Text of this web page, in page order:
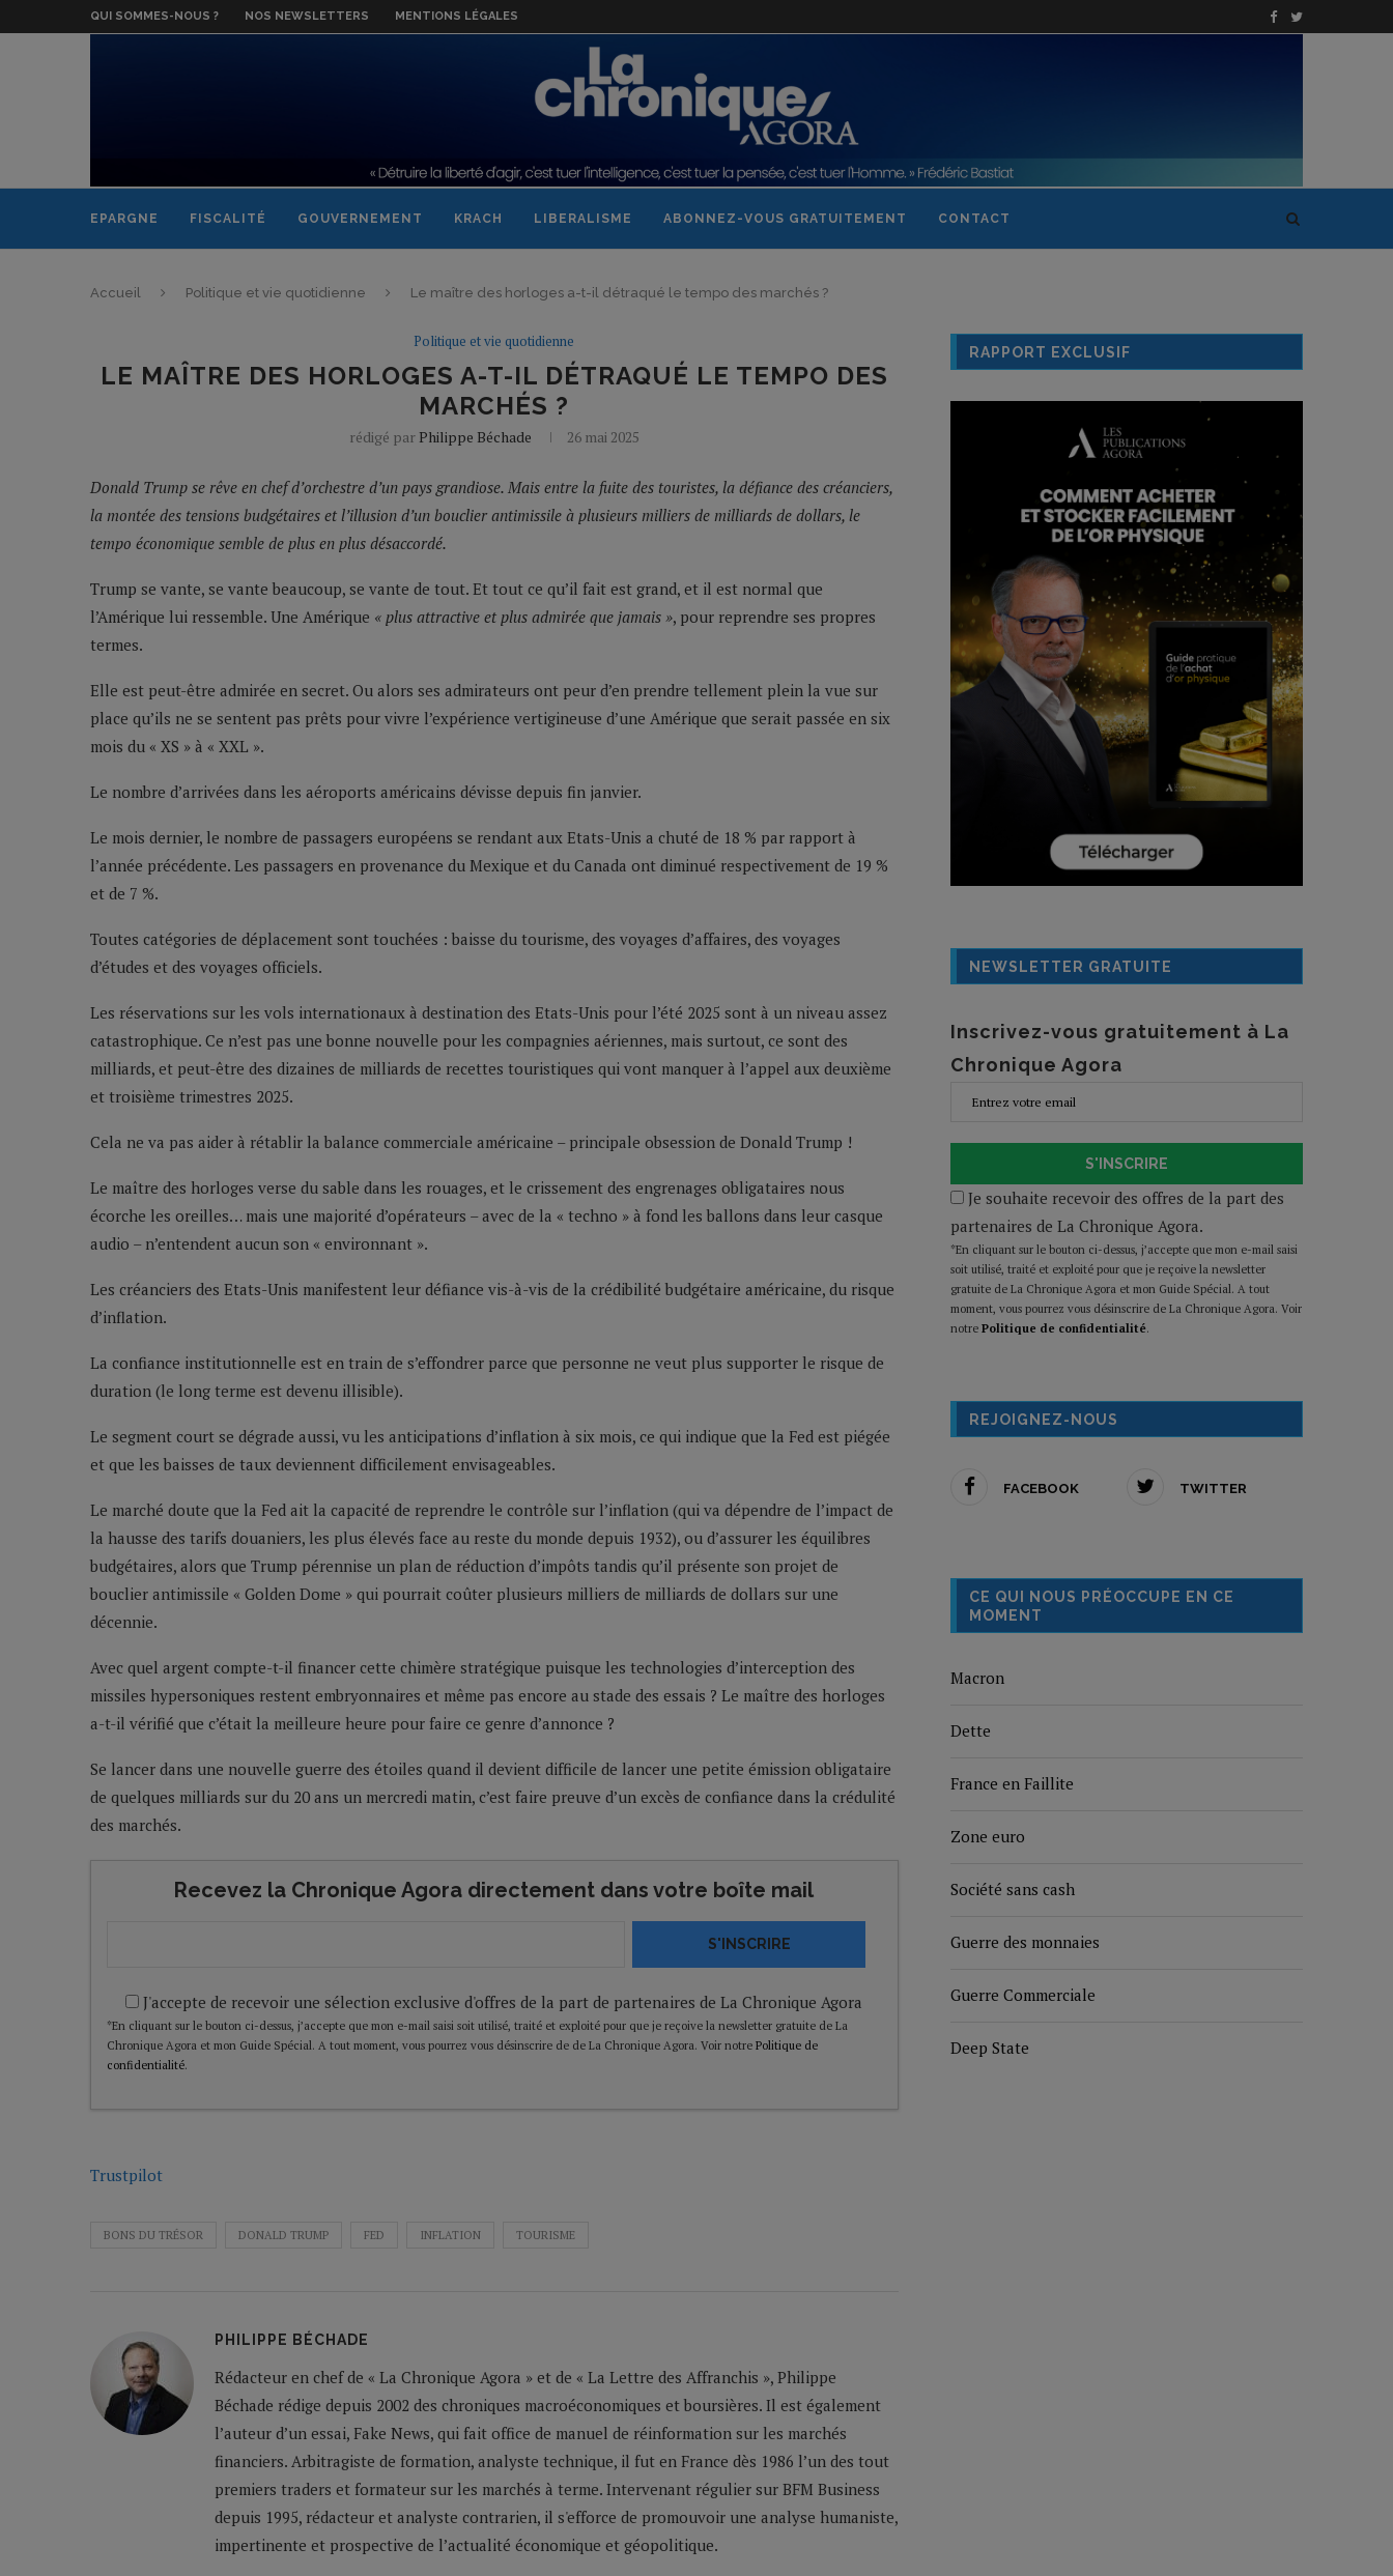
QUI SOMMES-NOUS ? NOS NEWSLETTERS MENTIONS LÉGALES
EPARGNE FISCALITÉ GOUVERNEMENT KRACH LIBERALISME ABONNEZ-VOUS GRATUITEMENT CONTACT
Accueil Politique et vie quotidienne Le maître des horloges a-t-il détraqué le tempo des marchés ?
Politique et vie quotidienne
LE MAÎTRE DES HORLOGES A-T-IL DÉTRAQUÉ LE TEMPO DES
MARCHÉS ?
rédigé par Philippe Béchade 26 mai 2025
Donald Trump se rêve en chef d’orchestre d’un pays grandiose. Mais entre la fuite des touristes, la défiance des créanciers,
la montée des tensions budgétaires et l’illusion d’un bouclier antimissile à plusieurs milliers de milliards de dollars, le
tempo économique semble de plus en plus désaccordé.
Trump se vante, se vante beaucoup, se vante de tout. Et tout ce qu’il fait est grand, et il est normal que
l’Amérique lui ressemble. Une Amérique « plus attractive et plus admirée que jamais », pour reprendre ses propres
termes.
Elle est peut-être admirée en secret. Ou alors ses admirateurs ont peur d’en prendre tellement plein la vue sur
place qu’ils ne se sentent pas prêts pour vivre l’expérience vertigineuse d’une Amérique que serait passée en six
mois du « XS » à « XXL ».
Le nombre d’arrivées dans les aéroports américains dévisse depuis fin janvier.
Le mois dernier, le nombre de passagers européens se rendant aux Etats-Unis a chuté de 18 % par rapport à
l’année précédente. Les passagers en provenance du Mexique et du Canada ont diminué respectivement de 19 %
et de 7 %.
Toutes catégories de déplacement sont touchées : baisse du tourisme, des voyages d’affaires, des voyages
d’études et des voyages officiels.
Les réservations sur les vols internationaux à destination des Etats-Unis pour l’été 2025 sont à un niveau assez
catastrophique. Ce n’est pas une bonne nouvelle pour les compagnies aériennes, mais surtout, ce sont des
milliards, et peut-être des dizaines de milliards de recettes touristiques qui vont manquer à l’appel aux deuxième
et troisième trimestres 2025.
Cela ne va pas aider à rétablir la balance commerciale américaine – principale obsession de Donald Trump !
Le maître des horloges verse du sable dans les rouages, et le crissement des engrenages obligataires nous
écorche les oreilles… mais une majorité d’opérateurs – avec de la « techno » à fond les ballons dans leur casque
audio – n’entendent aucun son « environnant ».
Les créanciers des Etats-Unis manifestent leur défiance vis-à-vis de la crédibilité budgétaire américaine, du risque
d’inflation.
La confiance institutionnelle est en train de s’effondrer parce que personne ne veut plus supporter le risque de
duration (le long terme est devenu illisible).
Le segment court se dégrade aussi, vu les anticipations d’inflation à six mois, ce qui indique que la Fed est piégée
et que les baisses de taux deviennent difficilement envisageables.
Le marché doute que la Fed ait la capacité de reprendre le contrôle sur l’inflation (qui va dépendre de l’impact de
la hausse des tarifs douaniers, les plus élevés face au reste du monde depuis 1932), ou d’assurer les équilibres
budgétaires, alors que Trump pérennise un plan de réduction d’impôts tandis qu’il présente son projet de
bouclier antimissile « Golden Dome » qui pourrait coûter plusieurs milliers de milliards de dollars sur une
décennie.
Avec quel argent compte-t-il financer cette chimère stratégique puisque les technologies d’interception des
missiles hypersoniques restent embryonnaires et même pas encore au stade des essais ? Le maître des horloges
a-t-il vérifié que c’était la meilleure heure pour faire ce genre d’annonce ?
Se lancer dans une nouvelle guerre des étoiles quand il devient difficile de lancer une petite émission obligataire
de quelques milliards sur du 20 ans un mercredi matin, c’est faire preuve d’un excès de confiance dans la crédulité
des marchés.
Recevez la Chronique Agora directement dans votre boîte mail
S'INSCRIRE
J'accepte de recevoir une sélection exclusive d'offres de la part de partenaires de La Chronique Agora
*En cliquant sur le bouton ci-dessus, j’accepte que mon e-mail saisi soit utilisé, traité et exploité pour que je reçoive la newsletter gratuite de La
Chronique Agora et mon Guide Spécial. A tout moment, vous pourrez vous désinscrire de de La Chronique Agora. Voir notre Politique de
confidentialité.
Trustpilot
BONS DU TRÉSOR DONALD TRUMP FED INFLATION TOURISME
PHILIPPE BÉCHADE
Rédacteur en chef de « La Chronique Agora » et de « La Lettre des Affranchis », Philippe
Béchade rédige depuis 2002 des chroniques macroéconomiques et boursières. Il est également
l’auteur d’un essai, Fake News, qui fait office de manuel de réinformation sur les marchés
financiers. Arbitragiste de formation, analyste technique, il fut en France dès 1986 l’un des tout
premiers traders et formateur sur les marchés à terme. Intervenant régulier sur BFM Business
depuis 1995, rédacteur et analyste contrarien, il s'efforce de promouvoir une analyse humaniste,
impertinente et prospective de l’actualité économique et géopolitique.
RAPPORT EXCLUSIF
NEWSLETTER GRATUITE
Inscrivez-vous gratuitement à La
Chronique Agora
S'INSCRIRE
Je souhaite recevoir des offres de la part des
partenaires de La Chronique Agora.
*En cliquant sur le bouton ci-dessus, j’accepte que mon e-mail saisi
soit utilisé, traité et exploité pour que je reçoive la newsletter
gratuite de La Chronique Agora et mon Guide Spécial. A tout
moment, vous pourrez vous désinscrire de La Chronique Agora. Voir
notre Politique de confidentialité.
REJOIGNEZ-NOUS
FACEBOOK TWITTER
CE QUI NOUS PRÉOCCUPE EN CE
MOMENT
Macron
Dette
France en Faillite
Zone euro
Société sans cash
Guerre des monnaies
Guerre Commerciale
Deep State